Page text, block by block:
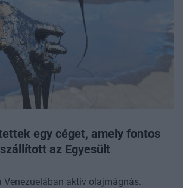
egy céget, amely fontos
az Egyesült
Venezuelában aktív olajmágnás.